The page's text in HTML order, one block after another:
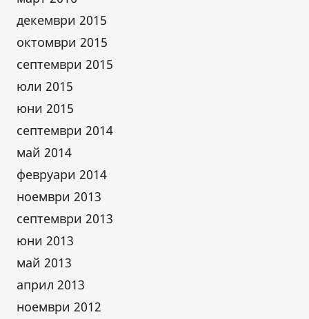
декември 2015
октомври 2015
септември 2015
юли 2015
юни 2015
септември 2014
май 2014
февруари 2014
ноември 2013
септември 2013
юни 2013
май 2013
април 2013
ноември 2012